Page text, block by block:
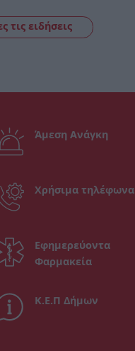
τις ειδήσεις
Άμεση Ανάγκη
Χρήσιμα τηλέφωνα
Εφημερεύοντα
Φαρμακεία
Κ.Ε.Π Δήμων